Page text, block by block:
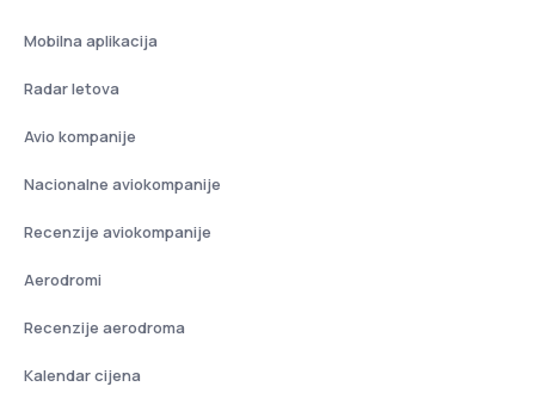
Mobilna aplikacija
Radar letova
Avio kompanije
Nacionalne aviokompanije
Recenzije aviokompanije
Aerodromi
Recenzije aerodroma
Kalendar cijena